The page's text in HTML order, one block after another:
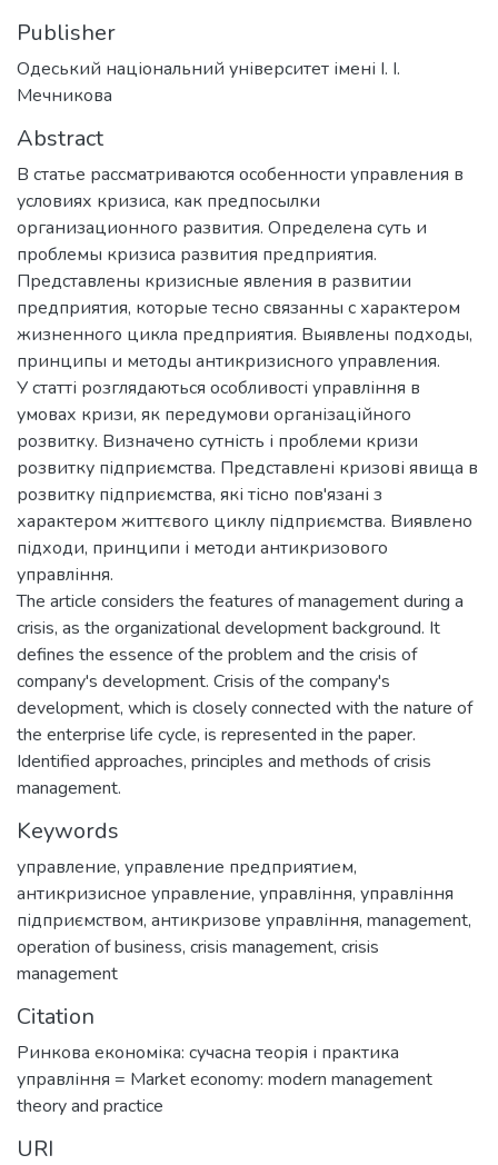
Publisher
Одеський національний університет імені І. І.
Мечникова
Abstract
В статье рассматриваются особенности управления в
условиях кризиса, как предпосылки
организационного развития. Определена суть и
проблемы кризиса развития предприятия.
Представлены кризисные явления в развитии
предприятия, которые тесно связанны с характером
жизненного цикла предприятия. Выявлены подходы,
принципы и методы антикризисного управления.
У статті розглядаються особливості управління в
умовах кризи, як передумови організаційного
розвитку. Визначено сутність і проблеми кризи
розвитку підприємства. Представлені кризові явища в
розвитку підприємства, які тісно пов'язані з
характером життєвого циклу підприємства. Виявлено
підходи, принципи і методи антикризового
управління.
The article considers the features of management during a
crisis, as the organizational development background. It
defines the essence of the problem and the crisis of
company's development. Crisis of the company's
development, which is closely connected with the nature of
the enterprise life cycle, is represented in the paper.
Identified approaches, principles and methods of crisis
management.
Keywords
управление, управление предприятием,
антикризисное управление, управління, управління
підприємством, антикризове управління, management,
operation of business, crisis management, crisis
management
Citation
Ринкова економіка: сучасна теорія і практика
управління = Market economy: modern management
theory and practice
URI